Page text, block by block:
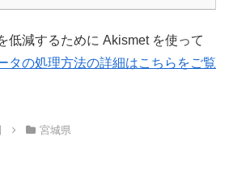
低減するために Akismet を使って
タの処理方法の詳細はこちらをご覧
宮城県